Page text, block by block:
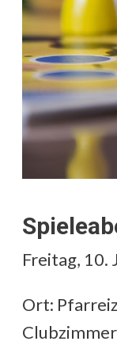
Freitag, 10.
Ort:
Clubzimmer